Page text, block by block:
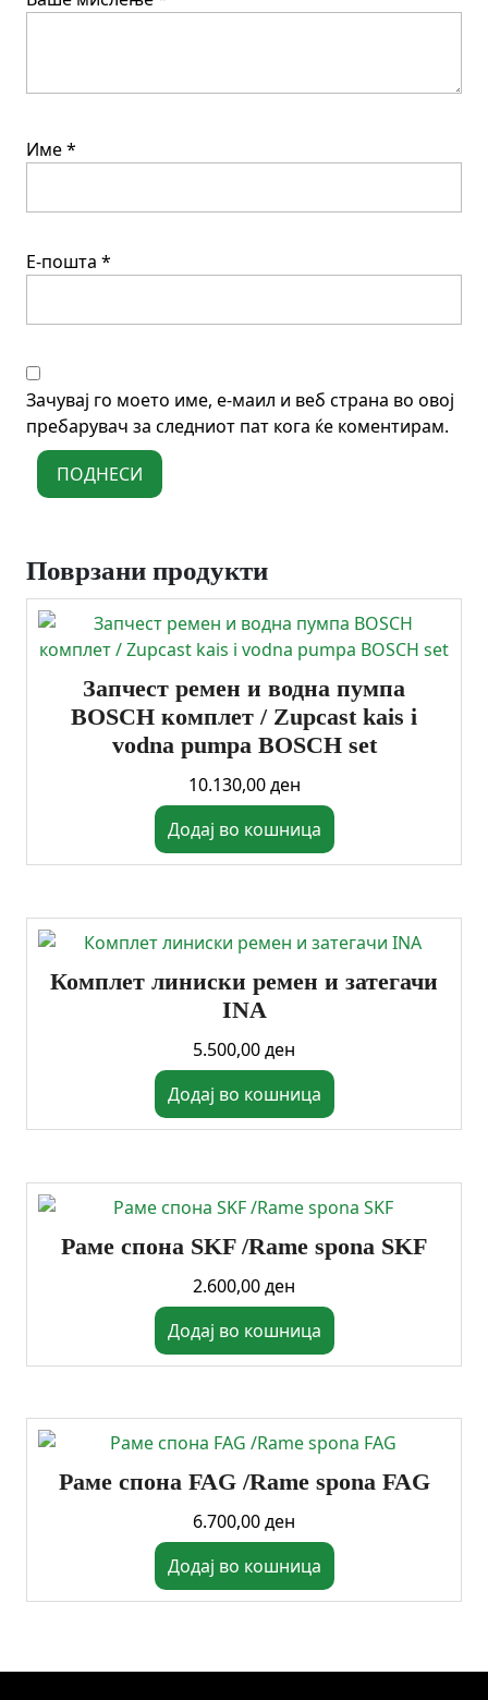
Име*
Е-пошта *
Зачувај го моето име, е-маил и веб страна во овој
пребарувач за следниот пат кога ќе коментирам.
Поврзани продукти
Запчест ремен и водна пумпа
BOSCH комплет / Zupcast kais i
vodna pumpa BOSCH set
10.130,00ден
Додај во кошница
Комплет линиски ремен и затегачи
INA
5.500,00ден
Додај во кошница
Раме спона SKF /Rame spona SKF
2.600,00ден
Додај во кошница
Раме спона FAG /Rame spona FAG
6.700,00ден
Додај во кошница